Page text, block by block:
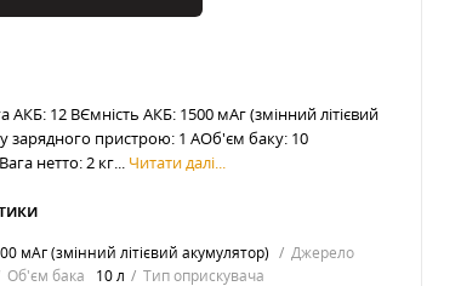
АКБ: 12 ВЄмність АКБ: 1500 мАг (змінний літієвий
зарядного пристрою: 1 АОб'єм баку: 10
нетто: 2 кг... Читати далі...
мАг (змінний літієвий акумулятор)
Джерело
Об'єм бака 10 л
Тип оприскувача